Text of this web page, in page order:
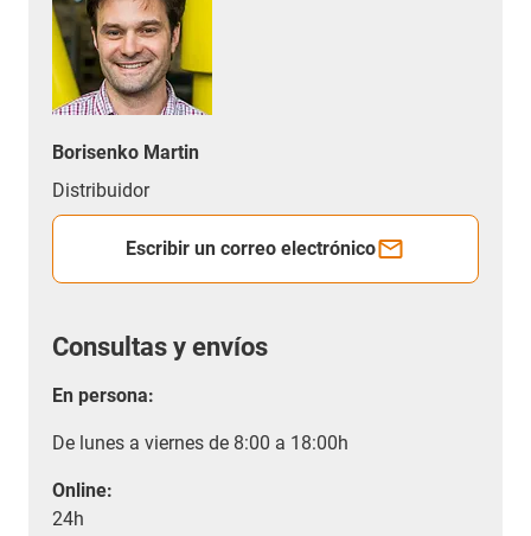
Borisenko Martin
Distribuidor
Escribir un correo electrónico
Consultas y envíos
En persona:
De lunes a viernes de 8:00 a 18:00h
Online:
24h